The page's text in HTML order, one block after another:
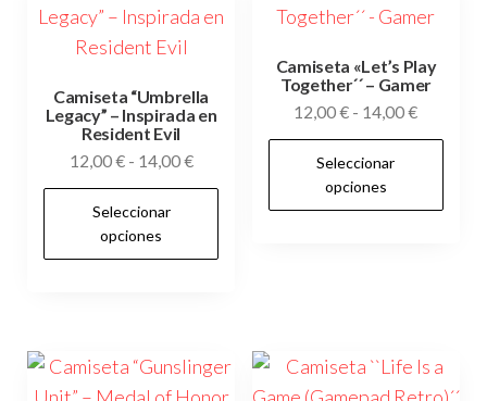
Camiseta “Umbrella
Legacy” – Inspirada en
Resident Evil
12,00€ - 14,00€Rango
de
12,00 €
Seleccionar
opciones
Las
opciones
Camiseta «Let’s Play
Together´´ – Gamer
12,00€ - 14,00€Rango
de
12,00 €
Seleccionar
opciones